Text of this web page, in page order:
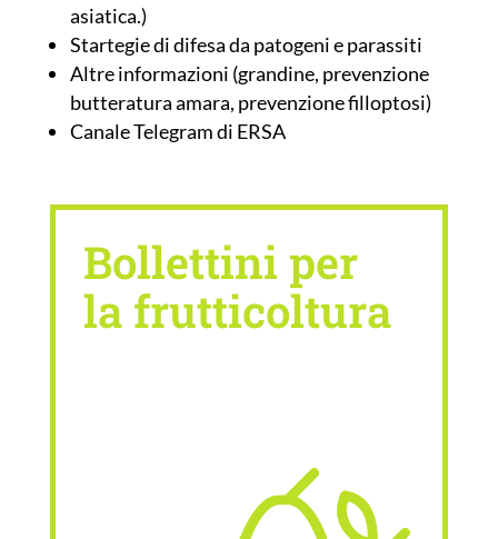
asiatica.)
Startegie di difesa da patogeni e parassiti
Altre informazioni (grandine, prevenzione
butteratura amara, prevenzione filloptosi)
Canale Telegram di ERSA
Bollettini per
la frutticoltura